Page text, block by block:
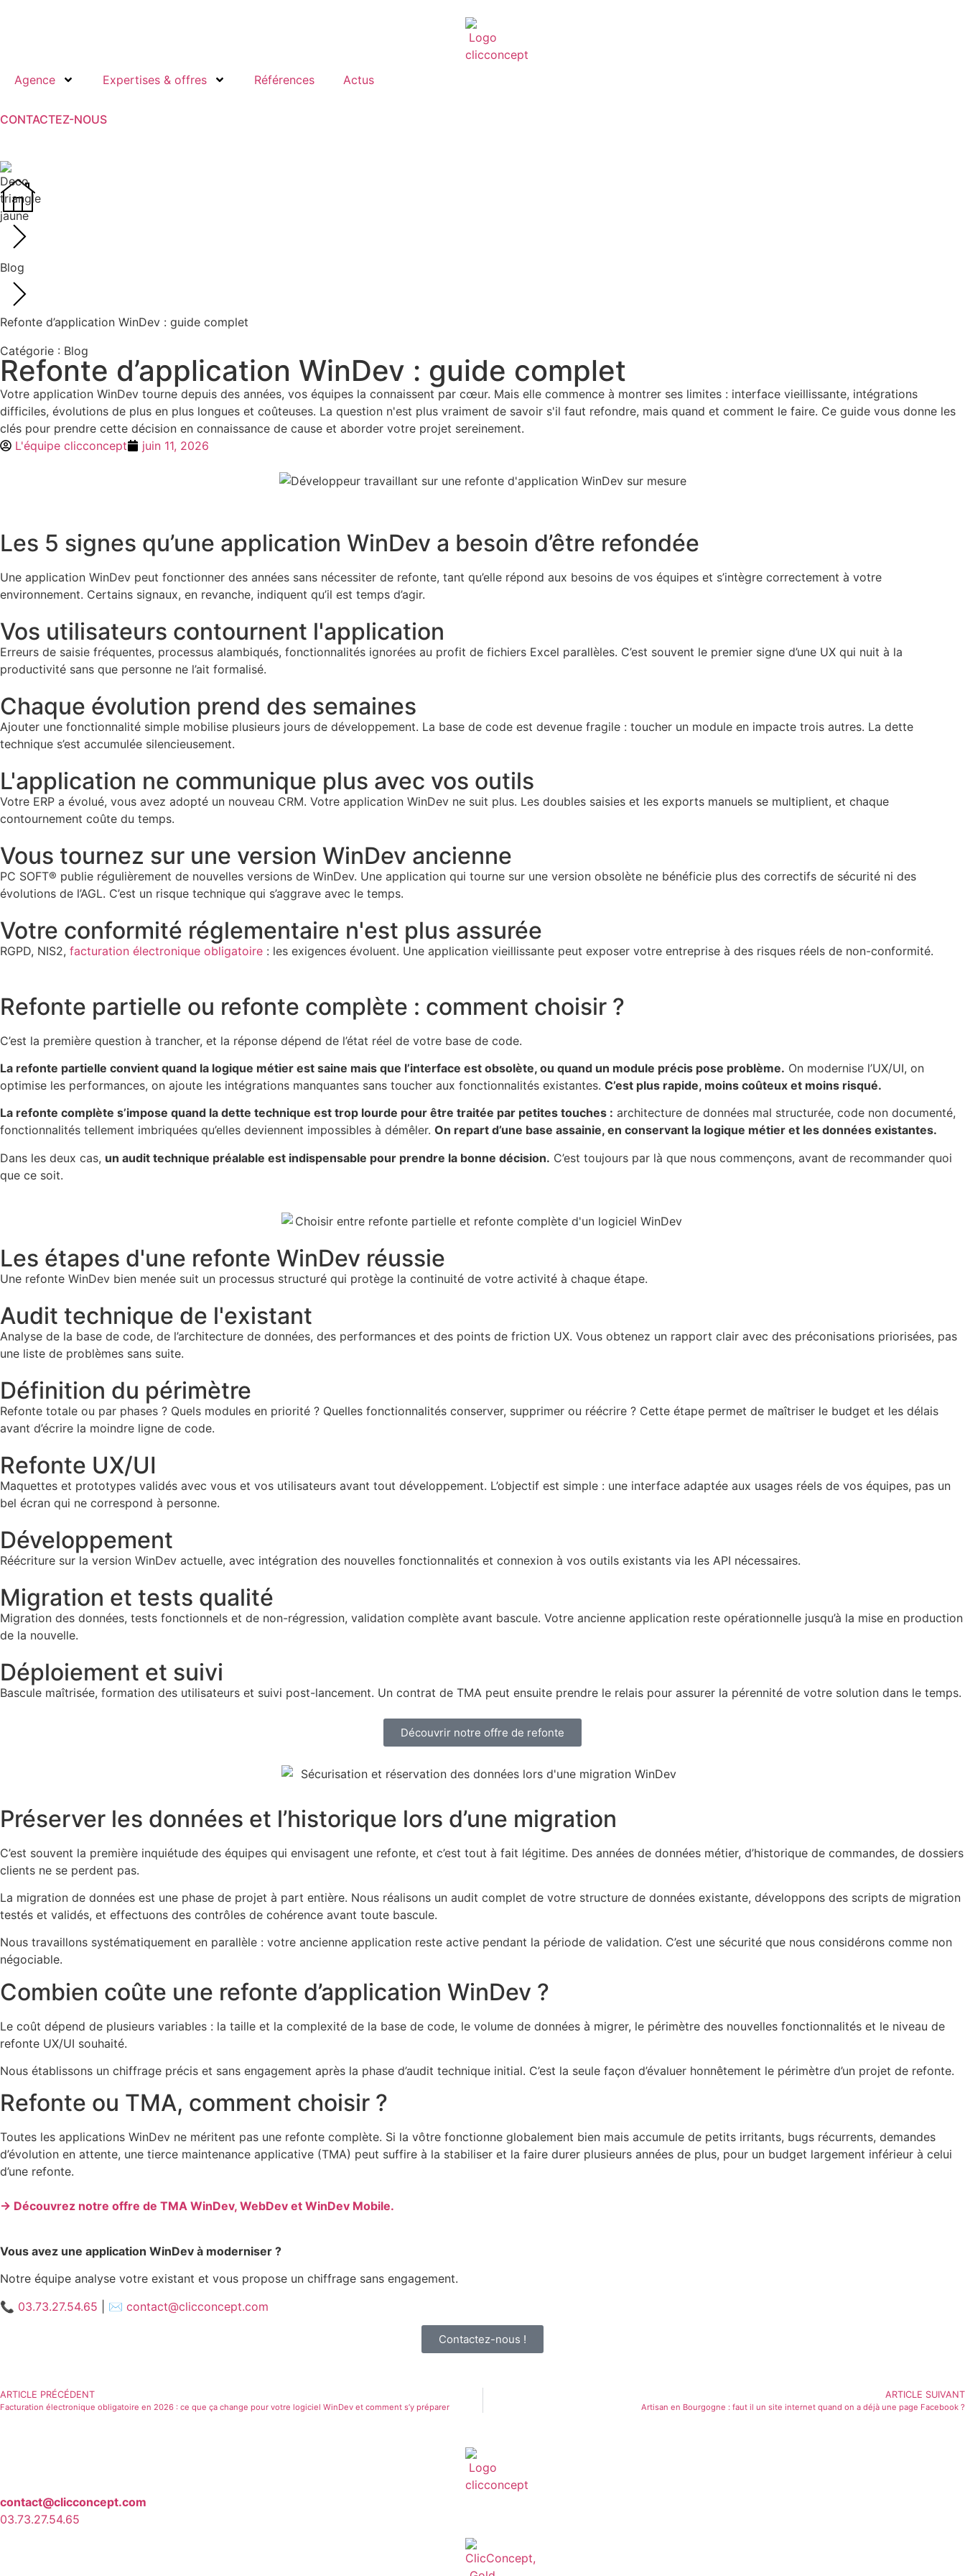
Agence Expertises & offres Références Actus
CONTACTEZ-NOUS
Blog
Refonte d’application WinDev : guide complet
Catégorie : Blog
Refonte d’application WinDev : guide complet
Votre application WinDev tourne depuis des années, vos équipes la connaissent par cœur. Mais elle commence à montrer ses limites : interface vieillissante, intégrations
difficiles, évolutions de plus en plus longues et coûteuses. La question n'est plus vraiment de savoir s'il faut refondre, mais quand et comment le faire. Ce guide vous donne les
clés pour prendre cette décision en connaissance de cause et aborder votre projet sereinement.
L'équipe clicconcept
juin 11, 2026
Les 5 signes qu’une application WinDev a besoin d’être refondée
Une application WinDev peut fonctionner des années sans nécessiter de refonte, tant qu’elle répond aux besoins de vos équipes et s’intègre correctement à votre
environnement. Certains signaux, en revanche, indiquent qu’il est temps d’agir.
Vos utilisateurs contournent l'application
Erreurs de saisie fréquentes, processus alambiqués, fonctionnalités ignorées au profit de fichiers Excel parallèles. C’est souvent le premier signe d’une UX qui nuit à la
productivité sans que personne ne l’ait formalisé.
Chaque évolution prend des semaines
Ajouter une fonctionnalité simple mobilise plusieurs jours de développement. La base de code est devenue fragile : toucher un module en impacte trois autres. La dette
technique s’est accumulée silencieusement.
L'application ne communique plus avec vos outils
Votre ERP a évolué, vous avez adopté un nouveau CRM. Votre application WinDev ne suit plus. Les doubles saisies et les exports manuels se multiplient, et chaque
contournement coûte du temps.
Vous tournez sur une version WinDev ancienne
PC SOFT® publie régulièrement de nouvelles versions de WinDev. Une application qui tourne sur une version obsolète ne bénéficie plus des correctifs de sécurité ni des
évolutions de l’AGL. C’est un risque technique qui s’aggrave avec le temps.
Votre conformité réglementaire n'est plus assurée
RGPD, NIS2, facturation électronique obligatoire : les exigences évoluent. Une application vieillissante peut exposer votre entreprise à des risques réels de non-conformité.
Refonte partielle ou refonte complète : comment choisir ?
C’est la première question à trancher, et la réponse dépend de l’état réel de votre base de code.
La refonte partielle convient quand la logique métier est saine mais que l’interface est obsolète, ou quand un module précis pose problème. On modernise l’UX/UI, on
optimise les performances, on ajoute les intégrations manquantes sans toucher aux fonctionnalités existantes. C’est plus rapide, moins coûteux et moins risqué.
La refonte complète s’impose quand la dette technique est trop lourde pour être traitée par petites touches : architecture de données mal structurée, code non documenté,
fonctionnalités tellement imbriquées qu’elles deviennent impossibles à démêler. On repart d’une base assainie, en conservant la logique métier et les données existantes.
Dans les deux cas, un audit technique préalable est indispensable pour prendre la bonne décision. C’est toujours par là que nous commençons, avant de recommander quoi
que ce soit.
Les étapes d'une refonte WinDev réussie
Une refonte WinDev bien menée suit un processus structuré qui protège la continuité de votre activité à chaque étape.
Audit technique de l'existant
Analyse de la base de code, de l’architecture de données, des performances et des points de friction UX. Vous obtenez un rapport clair avec des préconisations priorisées, pas
une liste de problèmes sans suite.
Définition du périmètre
Refonte totale ou par phases ? Quels modules en priorité ? Quelles fonctionnalités conserver, supprimer ou réécrire ? Cette étape permet de maîtriser le budget et les délais
avant d’écrire la moindre ligne de code.
Refonte UX/UI
Maquettes et prototypes validés avec vous et vos utilisateurs avant tout développement. L’objectif est simple : une interface adaptée aux usages réels de vos équipes, pas un
bel écran qui ne correspond à personne.
Développement
Réécriture sur la version WinDev actuelle, avec intégration des nouvelles fonctionnalités et connexion à vos outils existants via les API nécessaires.
Migration et tests qualité
Migration des données, tests fonctionnels et de non-régression, validation complète avant bascule. Votre ancienne application reste opérationnelle jusqu’à la mise en production
de la nouvelle.
Déploiement et suivi
Bascule maîtrisée, formation des utilisateurs et suivi post-lancement. Un contrat de TMA peut ensuite prendre le relais pour assurer la pérennité de votre solution dans le temps.
Découvrir notre offre de refonte
Préserver les données et l’historique lors d’une migration
C’est souvent la première inquiétude des équipes qui envisagent une refonte, et c’est tout à fait légitime. Des années de données métier, d’historique de commandes, de dossiers
clients ne se perdent pas.
La migration de données est une phase de projet à part entière. Nous réalisons un audit complet de votre structure de données existante, développons des scripts de migration
testés et validés, et effectuons des contrôles de cohérence avant toute bascule.
Nous travaillons systématiquement en parallèle : votre ancienne application reste active pendant la période de validation. C’est une sécurité que nous considérons comme non
négociable.
Combien coûte une refonte d’application WinDev ?
Le coût dépend de plusieurs variables : la taille et la complexité de la base de code, le volume de données à migrer, le périmètre des nouvelles fonctionnalités et le niveau de
refonte UX/UI souhaité.
Nous établissons un chiffrage précis et sans engagement après la phase d’audit technique initial. C’est la seule façon d’évaluer honnêtement le périmètre d’un projet de refonte.
Refonte ou TMA, comment choisir ?
Toutes les applications WinDev ne méritent pas une refonte complète. Si la vôtre fonctionne globalement bien mais accumule de petits irritants, bugs récurrents, demandes
d’évolution en attente, une tierce maintenance applicative (TMA) peut suffire à la stabiliser et la faire durer plusieurs années de plus, pour un budget largement inférieur à celui
d’une refonte.
→ Découvrez notre offre de TMA WinDev, WebDev et WinDev Mobile.
Vous avez une application WinDev à moderniser ?
Notre équipe analyse votre existant et vous propose un chiffrage sans engagement.
📞 03.73.27.54.65
✉️ contact@clicconcept.com
Contactez-nous !
ARTICLE PRÉCÉDENT
Facturation électronique obligatoire en 2026 : ce que ça change pour votre logiciel WinDev et comment s’y préparer
ARTICLE SUIVANT
Artisan en Bourgogne : faut il un site internet quand on a déjà une page Facebook ?
contact@clicconcept.com
03.73.27.54.65